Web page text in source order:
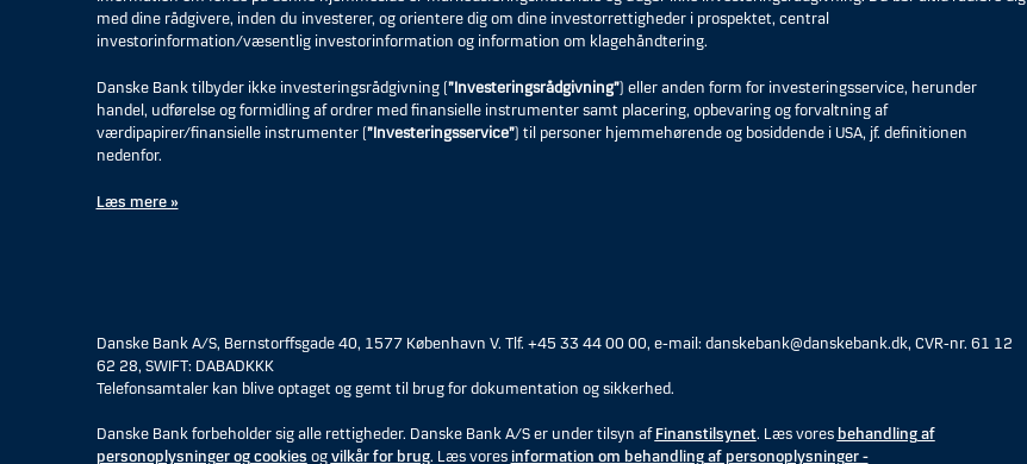
med dine rådgivere, inden du investerer, og orientere dig om dine investorrettigheder i prospektet, central
investorinformation/væsentlig investorinformation og information om klagehåndtering.
Danske Bank tilbyder ikke investeringsrådgivning (”Investeringsrådgivning”) eller anden form for investeringsservice, herunder
handel, udførelse og formidling af ordrer med finansielle instrumenter samt placering, opbevaring og forvaltning af
værdipapirer/finansielle instrumenter (”Investeringsservice”) til personer hjemmehørende og bosiddende i USA, jf. definitionen
nedenfor.
Læs mere »
Danske Bank A/S, Bernstorffsgade 40, 1577 København V. Tlf. +45 33 44 00 00, e-mail: danskebank@danskebank.dk, CVR-nr. 61 12
62 28, SWIFT: DABADKKK
Telefonsamtaler kan blive optaget og gemt til brug for dokumentation og sikkerhed.
Danske Bank forbeholder sig alle rettigheder. Danske Bank A/S er under tilsyn afFinanstilsynet. Læs vores behandling af
personoplysninger og cookies ogvilkår for brug. Læs vores information om behandling af personoplysninger -